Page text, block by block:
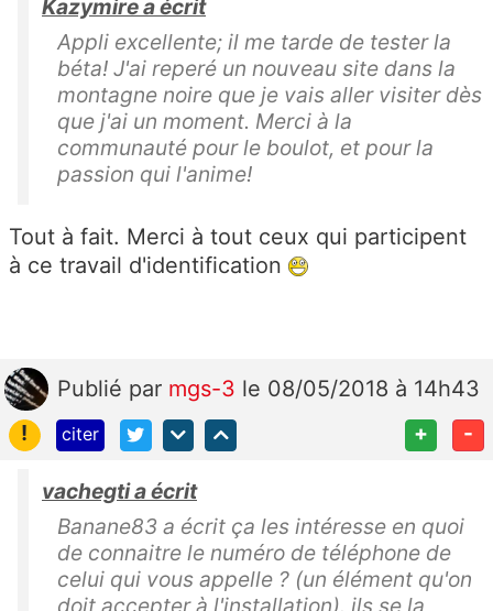
Kazymire a écrit
Appli excellente; il me tarde de tester la
béta! J'ai reperé un nouveau site dans la
montagne noire que je vais aller visiter dès
que j'ai un moment. Merci à la
communauté pour le boulot, et pour la
passion qui l'anime!
Tout à fait. Merci à tout ceux qui participent
à ce travail d'identification
Publié par mgs-3 le 08/05/2018 à 14h43
!
citer + -
vachegti a écrit
Banane83 a écrit ça les intéresse en quoi
de connaitre le numéro de téléphone de
celui qui vous appelle ? (un élément qu'on
doit accepter à l'installation). ils se la